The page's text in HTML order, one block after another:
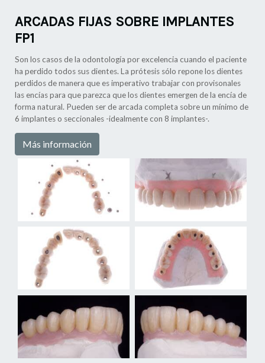
ARCADAS FIJAS SOBRE IMPLANTES
FP1
Son los casos de la odontología por excelencia cuando el paciente
ha perdido todos sus dientes. La prótesis sólo repone los dientes
perdidos de manera que es imperativo trabajar con provisonales
las encías para que parezca que los dientes emergen de la encía de
forma natural. Pueden ser de arcada completa sobre un mínimo de
6 implantes o seccionales -idealmente con 8 implantes-.
Más información